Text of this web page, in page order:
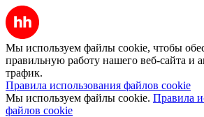
Мы используем файлы cookie, чтобы
правильную работу нашего веб-сайта и
трафик.
Правила использования файлов cookie
Мы используем файлы cookie. Правила
файлов cookie